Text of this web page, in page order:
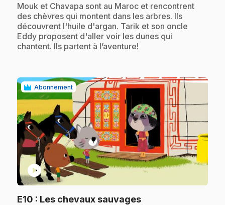
.Mouk et Chavapa sont au Maroc et rencontrent
des chèvres qui montent dans les arbres. Ils
découvrent l'huile d'argan. Tarik et son oncle
Eddy proposent d'aller voir les dunes qui
chantent. Ils partent à l’aventure!
Abonnement
play_circle
E10 : Les chevaux sauvages.